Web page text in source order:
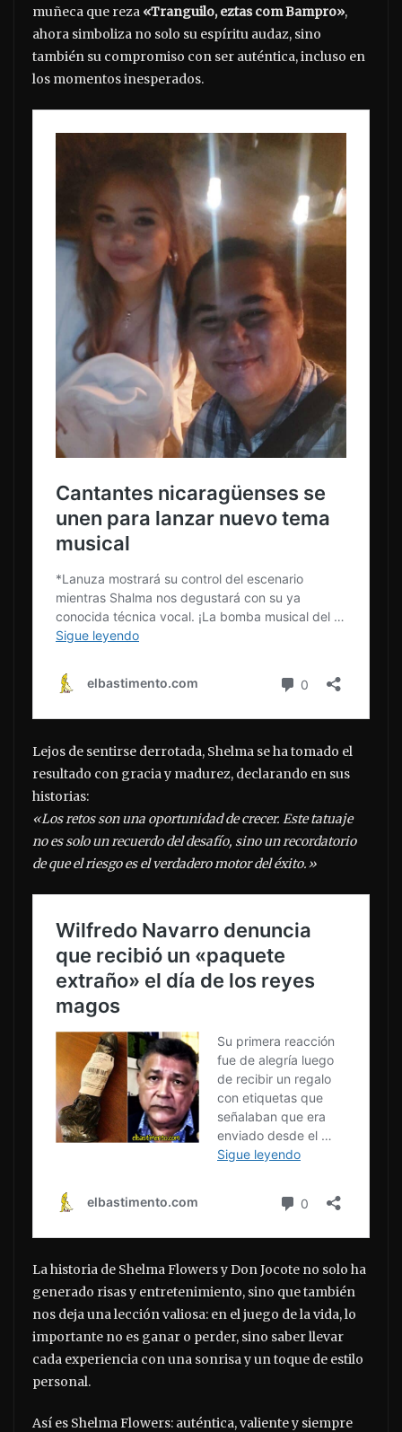
muñeca que reza «Tranguilo, eztas com Bampro»,
ahora simboliza no solo su espíritu audaz, sino
también su compromiso con ser auténtica, incluso en
los momentos inesperados.
Lejos de sentirse derrotada, Shelma se ha tomado el
resultado con gracia y madurez, declarando en sus
historias:
«Los retos son una oportunidad de crecer. Este tatuaje
no es solo un recuerdo del desafío, sino un recordatorio
de que el riesgo es el verdadero motor del éxito.»
La historia de Shelma Flowers y Don Jocote no solo ha
generado risas y entretenimiento, sino que también
nos deja una lección valiosa: en el juego de la vida, lo
importante no es ganar o perder, sino saber llevar
cada experiencia con una sonrisa y un toque de estilo
personal.
Así es Shelma Flowers: auténtica, valiente y siempre